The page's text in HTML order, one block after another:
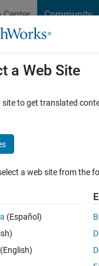
Center Community
Cody
Browse
'hyouka2' が
= 20000＊.....' と
のですが，実行すると
a Web Site
site to get translated
a web site from the
(Español)
(English)